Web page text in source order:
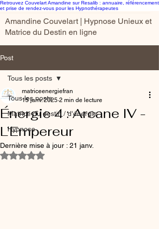
Retrouvez Couvelart Amandine sur Resalib : annuaire, référencement
et prise de rendez-vous pour les Hypnothérapeutes
Amandine Couvelart | Hypnose Unieux et
Matrice du Destin en ligne
Post
Tous les posts
Matrice du destin / d'énergie
Hypnose
Tous les posts
Énergie 4 : Arcane IV -
L’Empereur
matriceenergiefran
15 janv. 2025 2 min de lecture
Dernière mise à jour : 21 janv.
Noté NaN étoiles sur 5.